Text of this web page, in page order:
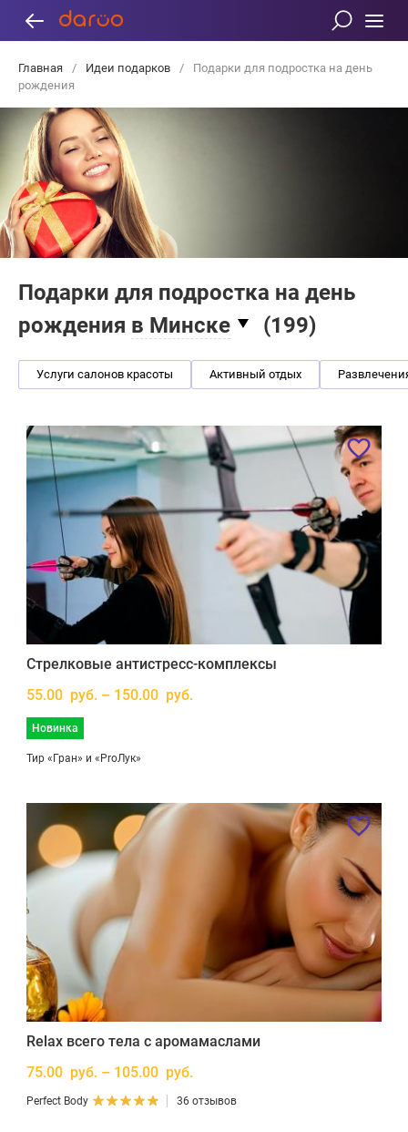
Главная / Идеи подарков /
Подарки для подростка на день
рождения
Подарки для подростка на день
рождения в Минске (199)
Услуги салонов красоты Активный отдых
Стрелковые антистресс-комплексы
55.00 руб. – 150.00 руб.
Новинка
Тир «Гран» и «ProЛук»
Relax всего тела с аромамаслами
75.00 руб. – 105.00 руб.
Perfect Body 36 отзывов